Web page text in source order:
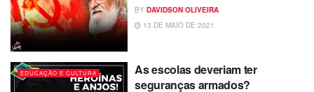
BY DAVIDSON OLIVEIRA
13 DE MAIO DE 2021
EDUCAÇÃO E CULTURA
As escolas deveriam ter
seguranças armados?